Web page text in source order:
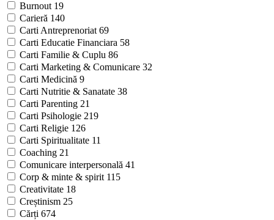
Burnout 19
Carieră 140
Carti Antreprenoriat 69
Carti Educatie Financiara 58
Carti Familie & Cuplu 86
Carti Marketing & Comunicare 32
Carti Medicină 9
Carti Nutritie & Sanatate 38
Carti Parenting 21
Carti Psihologie 219
Carti Religie 126
Carti Spiritualitate 11
Coaching 21
Comunicare interpersonală 41
Corp & minte & spirit 115
Creativitate 18
Creștinism 25
Cărți 674